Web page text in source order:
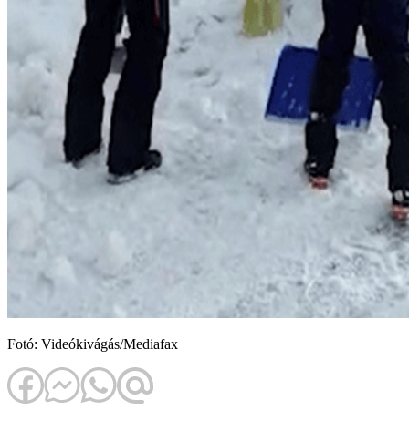
Fotó: Videókivágás/Mediafax